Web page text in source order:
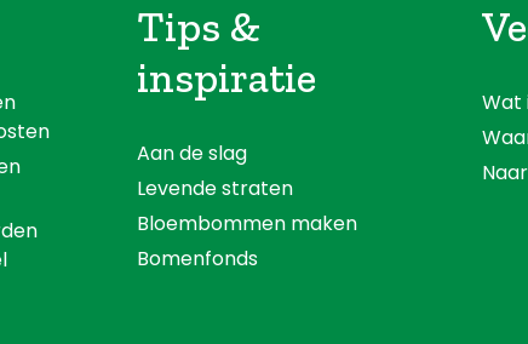
Tips &
inspiratie
Aan de slag
Levende straten
Bloembommen maken
Bomenfonds
Wat